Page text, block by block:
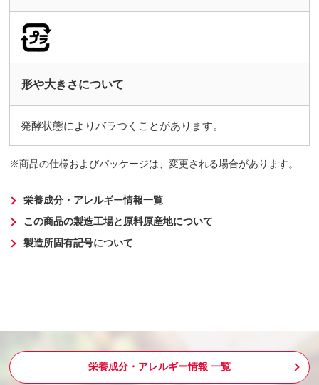
形や大きさについて
発酵状態によりバラつくことがあります。
商品の仕様およびパッケージは、変更される場合があります。
栄養成分・アレルギー情報一覧
この商品の製造工場と原料原産地について
製造所固有記号について
栄養成分・アレルギー情報 一覧